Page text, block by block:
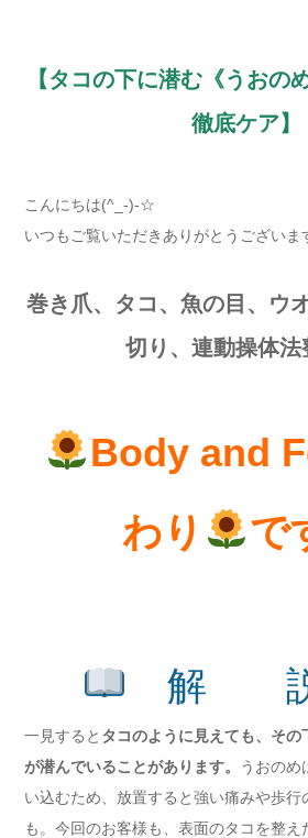
【タコの下に潜む《うおの
徹底ケア】
こんにちは(^_-)-☆
いつもご覧いただきありがとうございま
巻き爪、タコ、魚の目、ウ
切り、連動操体法
Body and
わり
で
解
一見すると タコのように見えても、その
が潜んでいることがあります。
うおのめ
い込むため、放置すると強い痛みや歩行
も。今回のお客様も、表面のタコを整